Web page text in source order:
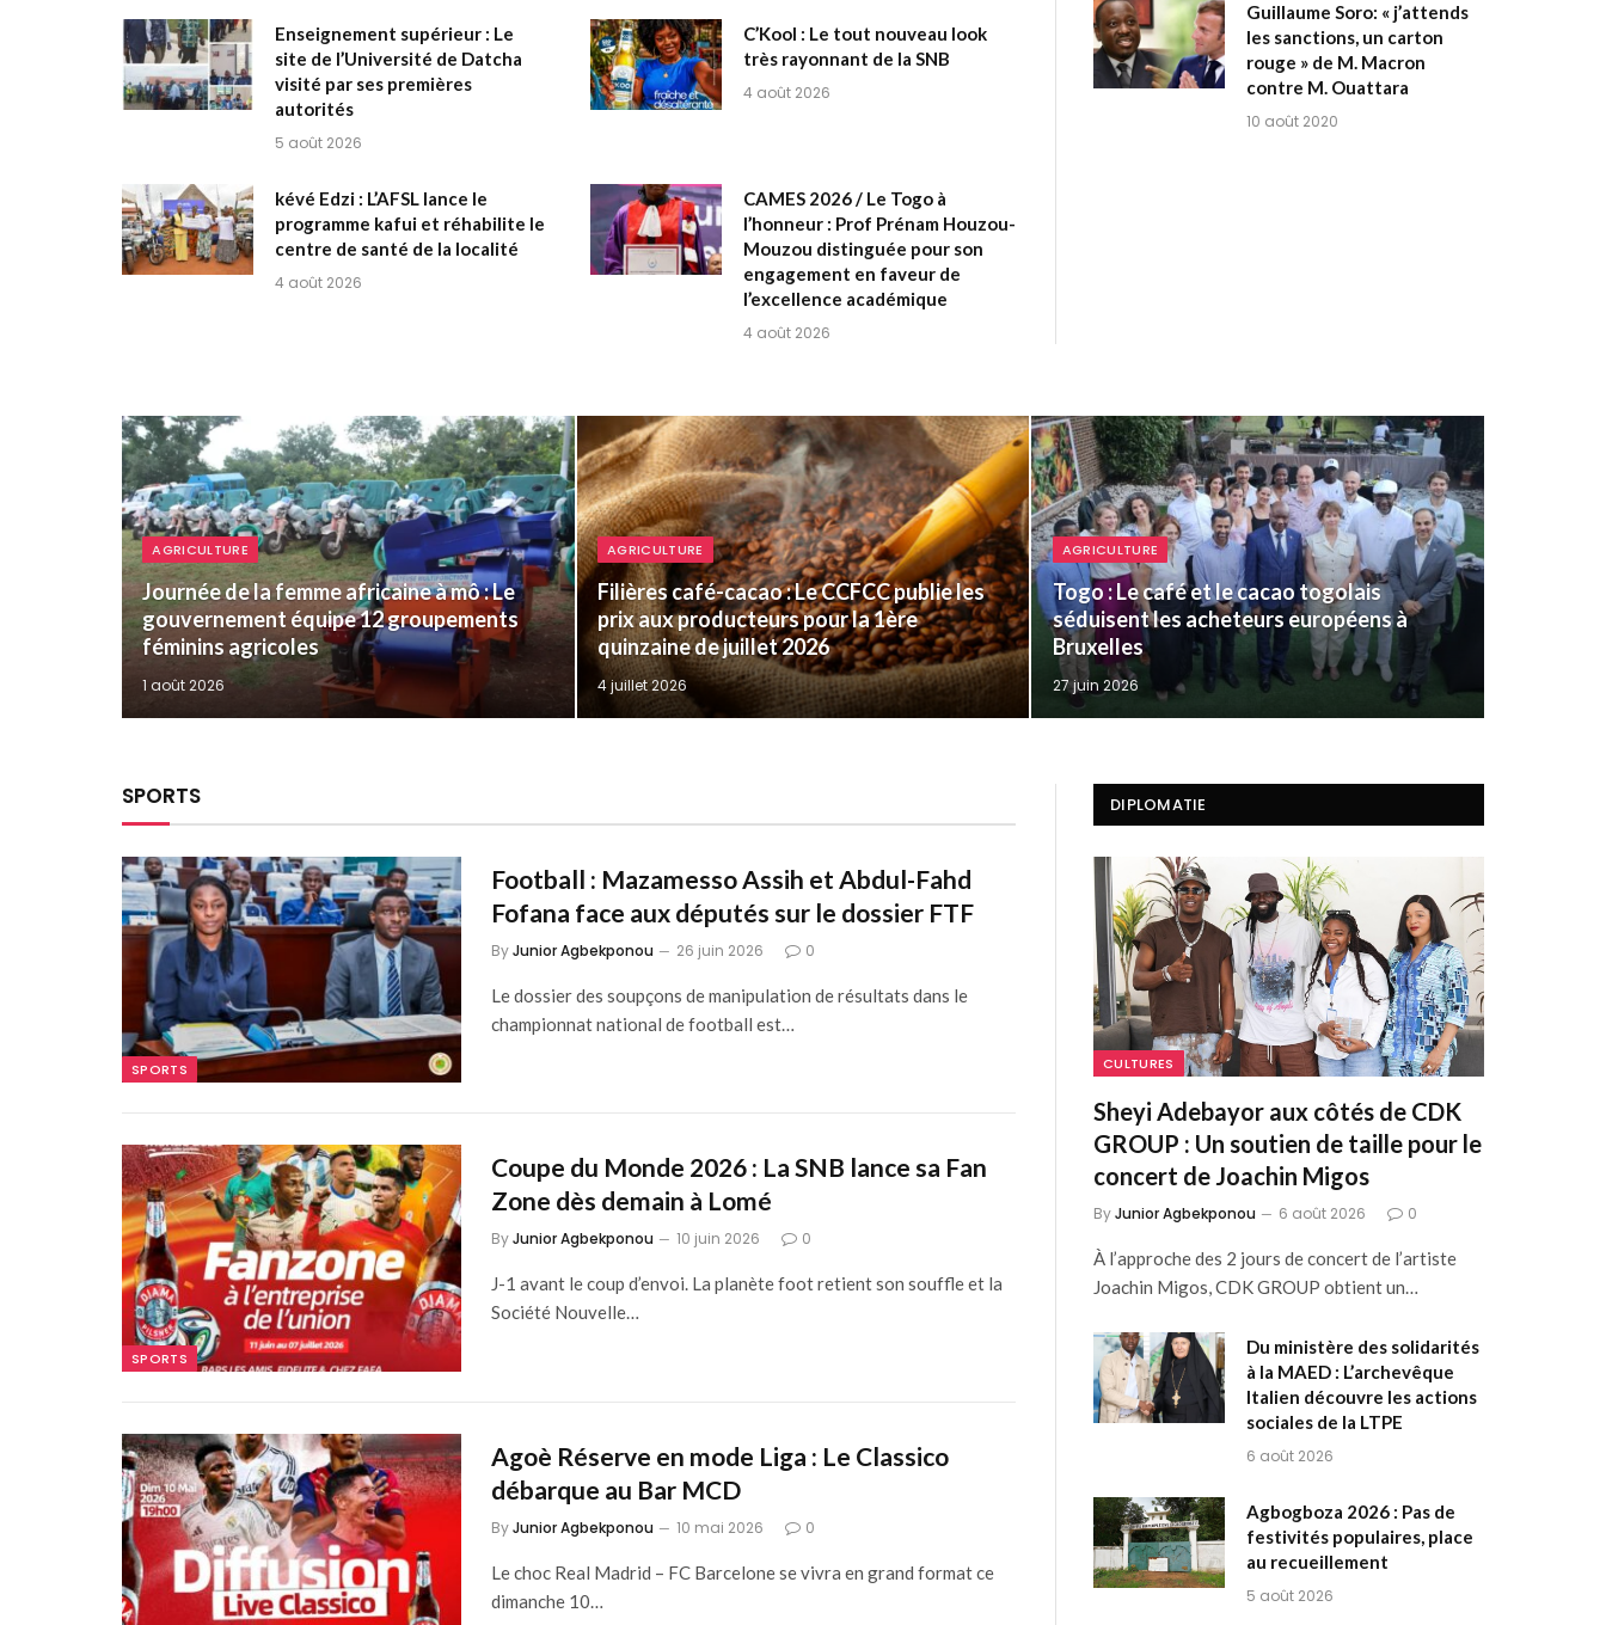
Enseignement supérieur : Le
site de l’Université de Datcha
visité par ses premières
autorités
5 août 2026
C’Kool : Le tout nouveau look
très rayonnant de la SNB
4 août 2026
kévé Edzi : L’AFSL lance le
programme kafui et réhabilite le
centre de santé de la localité
4 août 2026
CAMES 2026 / Le Togo à
l’honneur : Prof Prénam Houzou-
Mouzou distinguée pour son
engagement en faveur de
l’excellence académique
4 août 2026
Guillaume Soro: « j’attends
les sanctions, un carton
rouge » de M. Macron
contre M. Ouattara
10 août 2020
AGRICULTURE
Journée de la femme africaine à mô : Le
gouvernement équipe 12 groupements
féminins agricoles
1 août 2026
AGRICULTURE
Filières café-cacao : Le CCFCC publie les
prix aux producteurs pour la 1ère
quinzaine de juillet 2026
4 juillet 2026
AGRICULTURE
Togo : Le café et le cacao togolais
séduisent les acheteurs européens à
Bruxelles
27 juin 2026
SPORTS
SPORTS
Football : Mazamesso Assih et Abdul-Fahd
Fofana face aux députés sur le dossier FTF
ByJunior Agbekponou 26 juin 2026 0
Le dossier des soupçons de manipulation de résultats dans le
championnat national de football est…
SPORTS
Coupe du Monde 2026 : La SNB lance sa Fan
Zone dès demain à Lomé
ByJunior Agbekponou 10 juin 2026 0
J-1 avant le coup d’envoi. La planète foot retient son souffle et la
Société Nouvelle…
Agoè Réserve en mode Liga : Le Classico
débarque au Bar MCD
ByJunior Agbekponou 10 mai 2026 0
Le choc Real Madrid – FC Barcelone se vivra en grand format ce
dimanche 10…
DIPLOMATIE
CULTURES
Sheyi Adebayor aux côtés de CDK
GROUP : Un soutien de taille pour le
concert de Joachin Migos
ByJunior Agbekponou 6 août 2026 0
À l’approche des 2 jours de concert de l’artiste
Joachin Migos, CDK GROUP obtient un…
Du ministère des solidarités
à la MAED : L’archevêque
Italien découvre les actions
sociales de la LTPE
6 août 2026
Agbogboza 2026 : Pas de
festivités populaires, place
au recueillement
5 août 2026